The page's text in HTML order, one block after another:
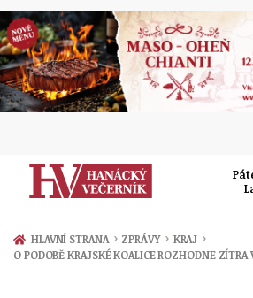
Zprávy
HLAVNÍ STRANA › ZPRÁVY › KRAJ ›
O PODOBĚ KRAJSKÉ KOALICE ROZHODNE ZÍTRA